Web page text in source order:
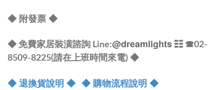
◆ 附發票◆
◆ 免費家居裝潢諮詢 Line:@dreamlights ☷ ☎02-
8509-8225(請在上班時間來電) ◆
◆ 退換貨說明 ◆ ◆ 購物流程說明 ◆